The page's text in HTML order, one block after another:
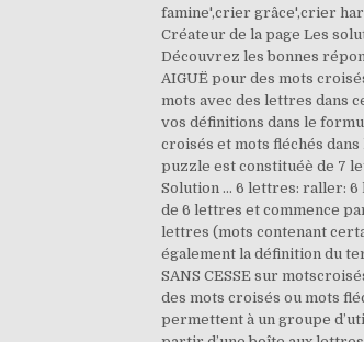
famine',crier grâce',crier
Créateur de la page Les
Découvrez les bonnes
AIGUË pour des mots
mots avec des lettres dans
vos définitions dans le
croisés et mots fléchés
puzzle est constituéè de 7
Solution ... 6 lettres: raller:
de 6 lettres et commence
lettres (mots contenant
également la définition du
SANS CESSE sur
des mots croisés ou mots
permettent à un groupe